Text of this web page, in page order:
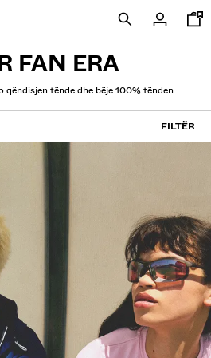
FAN ERA
qëndisjen tënde dhe bëje 100% tënden.
FILTËR